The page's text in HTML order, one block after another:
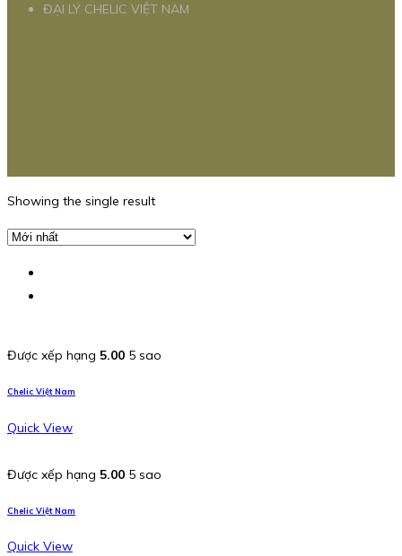
ĐẠI LÝ CHELIC VIỆT NAM
Showing the single result
Được xếp hạng 5.00 5 sao
Chelic Việt Nam
Quick View
Được xếp hạng 5.00 5 sao
Chelic Việt Nam
Quick View